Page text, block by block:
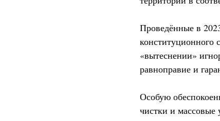
Проведённые в
конституционного
«вытеснении»
равноправие и
Особую
чистки и массовые